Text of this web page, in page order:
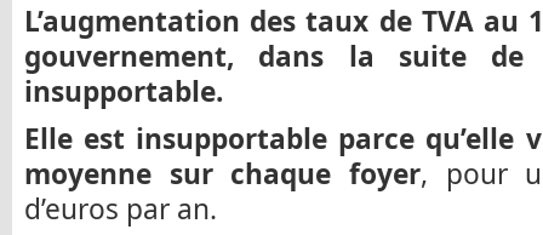
L’augmentation des taux de TVA au
gouvernement, dans la suite de
insupportable.
Elle est insupportable parce qu’elle
moyenne sur chaque foyer, pour
d’euros par an.